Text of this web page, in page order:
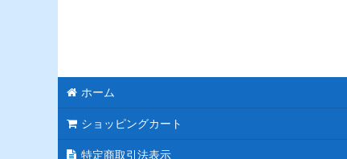
オレンジ
カラフル
ブラック
ホーム
ショッピングカート
特定商取引法表示